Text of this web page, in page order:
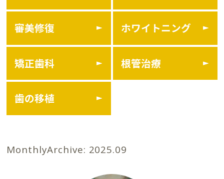
審美修復 ホワイトニング
矯正歯科 根管治療
歯の移植
MonthlyArchive: 2025.09